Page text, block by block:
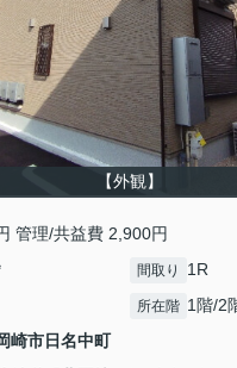
【外観】
管理/共益費 2,900円
間取り 1R
所在階 1階/2
崎市日名中町